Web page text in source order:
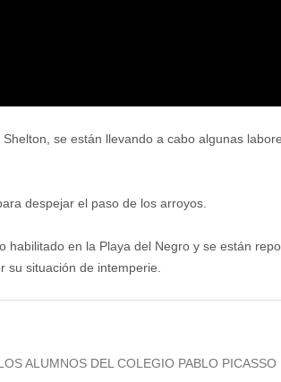
se están llevando a cabo algunas
despejar el paso de los arroyos.
en la Playa del Negro y se están
situación de intemperie.
ALUMNOS DEL COLEGIO PABLO